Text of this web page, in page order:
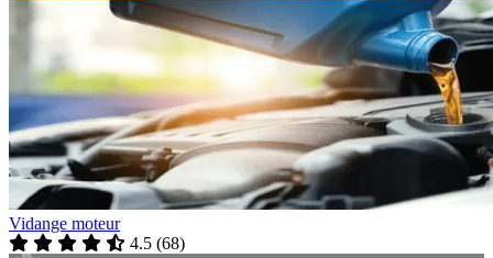
Vidange moteur
4.5 (68)